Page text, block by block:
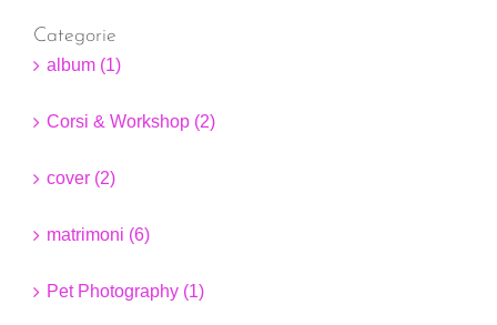
Categorie
album (1)
Corsi & Workshop (2)
cover (2)
matrimoni (6)
Pet Photography (1)